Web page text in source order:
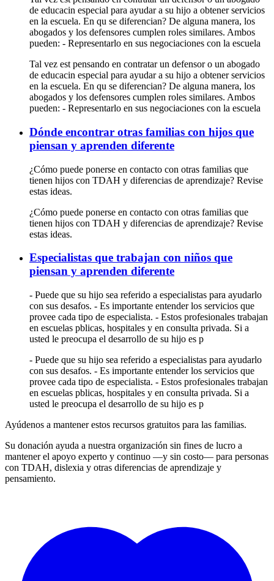
de educacin especial para ayudar a su hijo a obtener servicios
en la escuela. En qu se diferencian? De alguna manera, los
abogados y los defensores cumplen roles similares. Ambos
pueden: - Representarlo en sus negociaciones con la escuela
Tal vez est pensando en contratar un defensor o un abogado
de educacin especial para ayudar a su hijo a obtener servicios
en la escuela. En qu se diferencian? De alguna manera, los
abogados y los defensores cumplen roles similares. Ambos
pueden: - Representarlo en sus negociaciones con la escuela
Dónde encontrar otras familias con hijos que
piensan y aprenden diferente
¿Cómo puede ponerse en contacto con otras familias que
tienen hijos con TDAH y diferencias de aprendizaje? Revise
estas ideas.
¿Cómo puede ponerse en contacto con otras familias que
tienen hijos con TDAH y diferencias de aprendizaje? Revise
estas ideas.
Especialistas que trabajan con niños que
piensan y aprenden diferente
- Puede que su hijo sea referido a especialistas para ayudarlo
con sus desafos. - Es importante entender los servicios que
provee cada tipo de especialista. - Estos profesionales trabajan
en escuelas pblicas, hospitales y en consulta privada. Si a
usted le preocupa el desarrollo de su hijo es p
- Puede que su hijo sea referido a especialistas para ayudarlo
con sus desafos. - Es importante entender los servicios que
provee cada tipo de especialista. - Estos profesionales trabajan
en escuelas pblicas, hospitales y en consulta privada. Si a
usted le preocupa el desarrollo de su hijo es p
Ayúdenos a mantener estos recursos gratuitos para las familias.
Su donación ayuda a nuestra organización sin fines de lucro a
mantener el apoyo experto y continuo —y sin costo— para personas
con TDAH, dislexia y otras diferencias de aprendizaje y
pensamiento.